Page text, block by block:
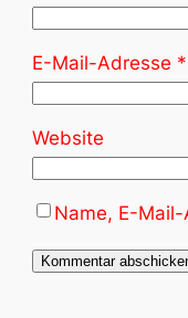
E-Mail-Adresse *
Website
Name, E-